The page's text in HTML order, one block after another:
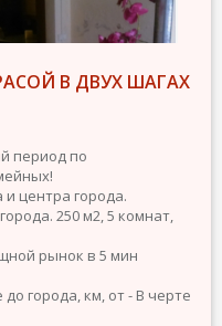
В ДВУХ ШАГАХ
период по
и центра города.
250 м2, 5 комнат,
рынок в 5 мин
до города, км, от - В черте